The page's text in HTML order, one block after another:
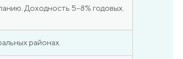
Доходность 5–8% годовых.
районах.